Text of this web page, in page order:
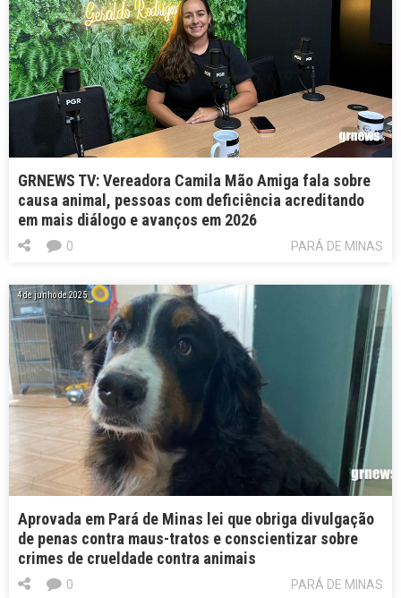
GRNEWS TV: Vereadora Camila Mão Amiga fala sobre
causa animal, pessoas com deficiência acreditando
em mais diálogo e avanços em 2026
PARÁ DE MINAS
0
4 de junho de 2025
Aprovada em Pará de Minas lei que obriga divulgação
de penas contra maus-tratos e conscientizar sobre
crimes de crueldade contra animais
PARÁ DE MINAS
0